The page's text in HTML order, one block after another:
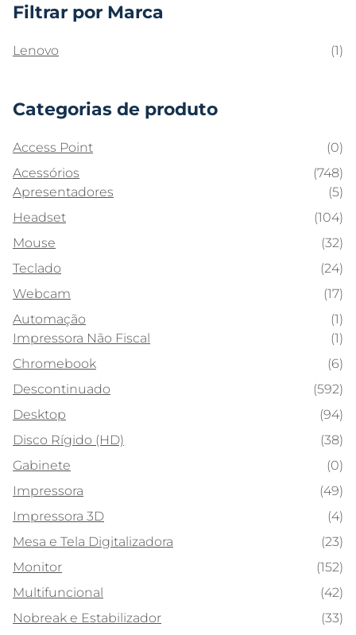
Filtrar por Marca
Lenovo (1)
Categorias de produto
Access Point
(0)
Acessórios
(748)
Apresentadores
(5)
Headset
(104)
Mouse
(32)
Teclado
(24)
Webcam
(17)
Automação
(1)
Impressora Não Fiscal
(1)
Chromebook
(6)
Descontinuado
(592)
Desktop
(94)
Disco Rígido (HD)
(38)
Gabinete
(0)
Impressora
(49)
Impressora 3D
(4)
Mesa e Tela Digitalizadora
(23)
Monitor
(152)
Multifuncional
(42)
Nobreak e Estabilizador
(33)